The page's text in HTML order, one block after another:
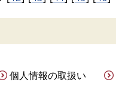
個人情報の取扱い